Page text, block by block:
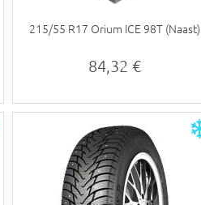
215/55 R17 Orium ICE 98T (Naast)
84,32 €